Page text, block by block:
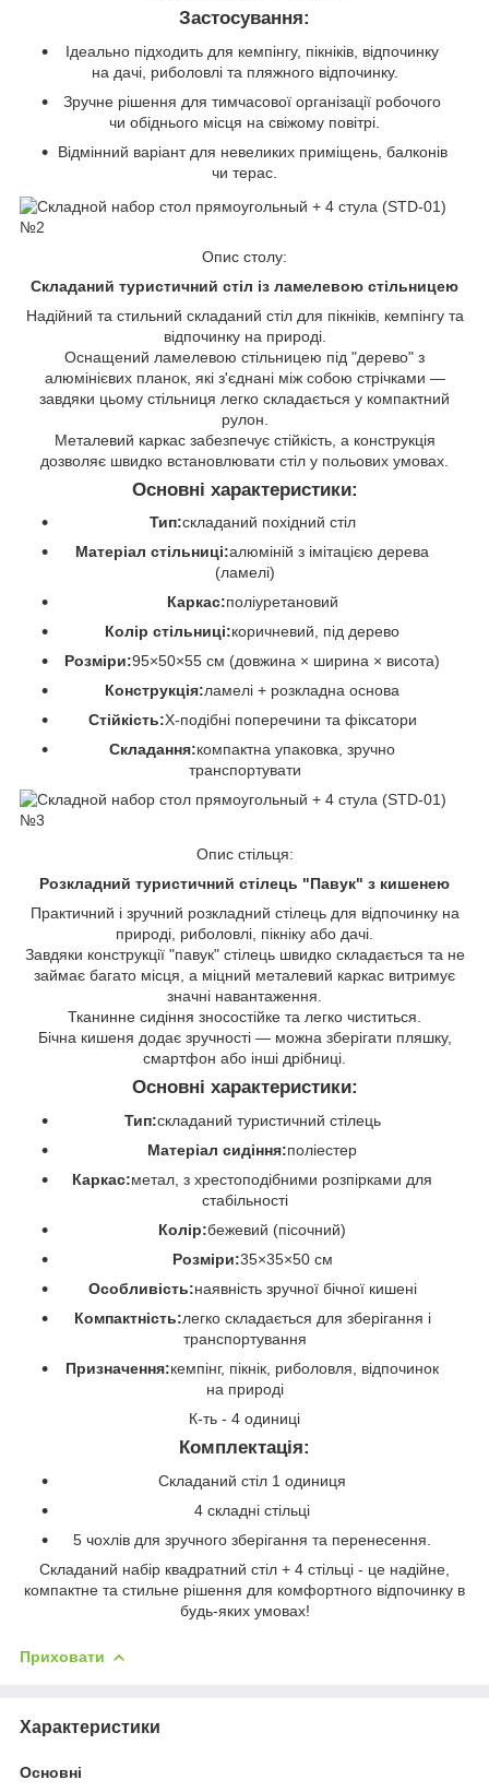
Застосування:
Ідеально підходить для кемпінгу, пікніків, відпочинку
на дачі, риболовлі та пляжного відпочинку.
Зручне рішення для тимчасової організації робочого
чи обіднього місця на свіжому повітрі.
Відмінний варіант для невеликих приміщень, балконів
чи терас.
Опис столу:
Складаний туристичний стіл із ламелевою стільницею
Надійний та стильний складаний стіл для пікніків, кемпінгу та
відпочинку на природі.
Оснащений ламелевою стільницею під "дерево" з
алюмінієвих планок, які з'єднані між собою стрічками —
завдяки цьому стільниця легко складається у компактний
рулон.
Металевий каркас забезпечує стійкість, а конструкція
дозволяє швидко встановлювати стіл у польових умовах.
Основні характеристики:
Тип:складаний похідний стіл
Матеріал стільниці:алюміній з імітацією дерева
(ламелі)
Каркас:поліуретановий
Колір стільниці:коричневий, під дерево
Розміри:95×50×55 см (довжина × ширина × висота)
Конструкція:ламелі + розкладна основа
Стійкість:X-подібні поперечини та фіксатори
Складання:компактна упаковка, зручно
транспортувати
Опис стільця:
Розкладний туристичний стілець "Павук" з кишенею
Практичний і зручний розкладний стілець для відпочинку на
природі, риболовлі, пікніку або дачі.
Завдяки конструкції "павук" стілець швидко складається та не
займає багато місця, а міцний металевий каркас витримує
значні навантаження.
Тканинне сидіння зносостійке та легко чиститься.
Бічна кишеня додає зручності — можна зберігати пляшку,
смартфон або інші дрібниці.
Основні характеристики:
Тип:складаний туристичний стілець
Матеріал сидіння:поліестер
Каркас:метал, з хрестоподібними розпірками для
стабільності
Колір:бежевий (пісочний)
Розміри:35×35×50 см
Особливість:наявність зручної бічної кишені
Компактність:легко складається для зберігання і
транспортування
Призначення:кемпінг, пікнік, риболовля, відпочинок
на природі
К-ть - 4 одиниці
Комплектація:
Складаний стіл 1 одиниця
4 складні стільці
5 чохлів для зручного зберігання та перенесення.
Складаний набір квадратний стіл + 4 стільці - це надійне,
компактне та стильне рішення для комфортного відпочинку в
будь-яких умовах!
Приховати
Характеристики
Основні